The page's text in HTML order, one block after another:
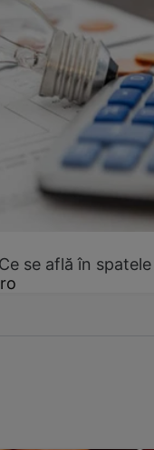
se află în spatele